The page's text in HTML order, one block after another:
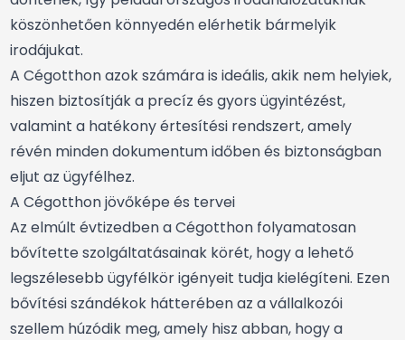
köszönhetően könnyedén elérhetik bármelyik
irodájukat.
A Cégotthon azok számára is ideális, akik nem helyiek,
hiszen biztosítják a precíz és gyors ügyintézést,
valamint a hatékony értesítési rendszert, amely
révén minden dokumentum időben és biztonságban
eljut az ügyfélhez.
A Cégotthon jövőképe és tervei
Az elmúlt évtizedben a Cégotthon folyamatosan
bővítette szolgáltatásainak körét, hogy a lehető
legszélesebb ügyfélkör igényeit tudja kielégíteni. Ezen
bővítési szándékok hátterében az a vállalkozói
szellem húzódik meg, amely hisz abban, hogy a